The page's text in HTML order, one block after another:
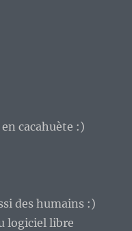
cacahuète :)
des humains :)
logiciel libre